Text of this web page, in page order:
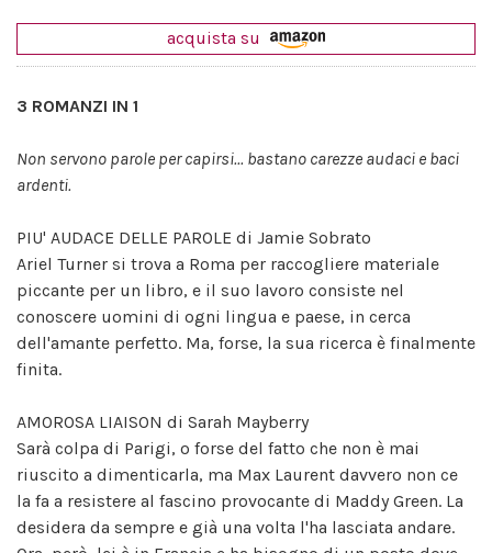
acquista su
3 ROMANZI IN 1
Non servono parole per capirsi... bastano carezze audaci e baci
ardenti.
PIU' AUDACE DELLE PAROLE di Jamie Sobrato
Ariel Turner si trova a Roma per raccogliere materiale
piccante per un libro, e il suo lavoro consiste nel
conoscere uomini di ogni lingua e paese, in cerca
dell'amante perfetto. Ma, forse, la sua ricerca è finalmente
finita.
AMOROSA LIAISON di Sarah Mayberry
Sarà colpa di Parigi, o forse del fatto che non è mai
riuscito a dimenticarla, ma Max Laurent davvero non ce
la fa a resistere al fascino provocante di Maddy Green. La
desidera da sempre e già una volta l'ha lasciata andare.